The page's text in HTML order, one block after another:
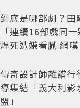
到底是哪部劇？田
「連續16部戲同
焊死遭嫌看膩 網
傳奇設計師離譜行
導集結「義大利影
盟」